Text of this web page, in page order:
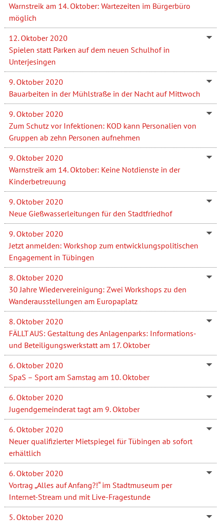
Warnstreik am 14. Oktober: Wartezeiten im Bürgerbüro
möglich
12. Oktober 2020
Spielen statt Parken auf dem neuen Schulhof in
Unterjesingen
9. Oktober 2020
Bauarbeiten in der Mühlstraße in der Nacht auf Mittwoch
9. Oktober 2020
Zum Schutz vor Infektionen: KOD kann Personalien von
Gruppen ab zehn Personen aufnehmen
9. Oktober 2020
Warnstreik am 14. Oktober: Keine Notdienste in der
Kinderbetreuung
9. Oktober 2020
Neue Gießwasserleitungen für den Stadtfriedhof
9. Oktober 2020
Jetzt anmelden: Workshop zum entwicklungspolitischen
Engagement in Tübingen
8. Oktober 2020
30 Jahre Wiedervereinigung: Zwei Workshops zu den
Wanderausstellungen am Europaplatz
8. Oktober 2020
FÄLLT AUS: Gestaltung des Anlagenparks: Informations-
und Beteiligungswerkstatt am 17. Oktober
6. Oktober 2020
SpaS – Sport am Samstag am 10. Oktober
6. Oktober 2020
Jugendgemeinderat tagt am 9. Oktober
6. Oktober 2020
Neuer qualifizierter Mietspiegel für Tübingen ab sofort
erhältlich
6. Oktober 2020
Vortrag „Alles auf Anfang?!“ im Stadtmuseum per
Internet-Stream und mit Live-Fragestunde
5. Oktober 2020